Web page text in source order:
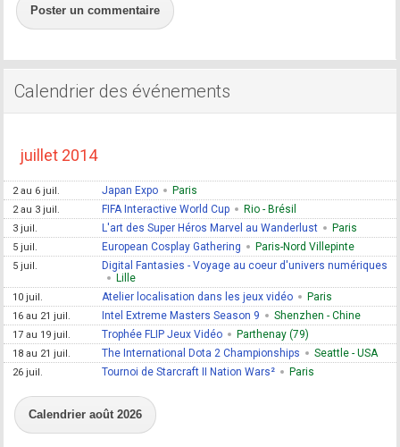
Poster un commentaire
Calendrier des événements
juillet 2014
2 au 6 juil. Japan Expo Paris
2 au 3 juil. FIFA Interactive World Cup Rio - Brésil
3 juil. L'art des Super Héros Marvel au Wanderlust Paris
5 juil. European Cosplay Gathering Paris-Nord Villepinte
5 juil.
Digital Fantasies - Voyage au coeur d'univers numériques
Lille
10 juil. Atelier localisation dans les jeux vidéo Paris
16 au 21 juil. Intel Extreme Masters Season 9 Shenzhen - Chine
17 au 19 juil. Trophée FLIP Jeux Vidéo Parthenay (79)
18 au 21 juil. The International Dota 2 Championships Seattle - USA
26 juil. Tournoi de Starcraft II Nation Wars² Paris
Calendrier août 2026